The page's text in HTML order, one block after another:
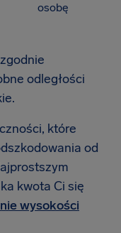
osobę
odległości
które
od
kwota Ci się
wysokości